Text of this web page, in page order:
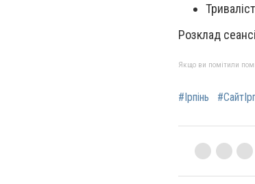
Розклад
Якщо ви помітили
#Ірпінь